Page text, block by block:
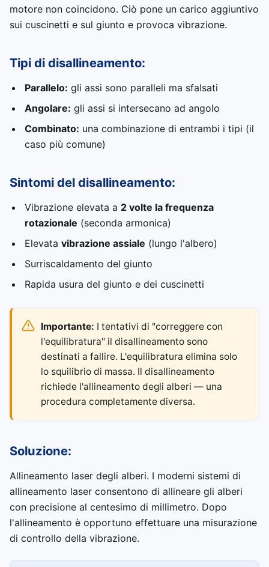
motore non coincidono. Ciò pone un carico aggiuntivo
sui cuscinetti e sul giunto e provoca vibrazione.
Tipi di disallineamento:
Parallelo: gli assi sono paralleli ma sfalsati
Angolare: gli assi si intersecano ad angolo
Combinato: una combinazione di entrambi i tipi (il
caso più comune)
Sintomi del disallineamento:
Vibrazione elevata a 2 volte la frequenza
rotazionale (seconda armonica)
Elevata vibrazione assiale (lungo l'albero)
Surriscaldamento del giunto
Rapida usura del giunto e dei cuscinetti
Importante: I tentativi di "correggere con
l'equilibratura" il disallineamento sono
destinati a fallire. L'equilibratura elimina solo
lo squilibrio di massa. Il disallineamento
richiede l'allineamento degli alberi — una
procedura completamente diversa.
Soluzione:
Allineamento laser degli alberi. I moderni sistemi di
allineamento laser consentono di allineare gli alberi
con precisione al centesimo di millimetro. Dopo
l'allineamento è opportuno effettuare una misurazione
di controllo della vibrazione.